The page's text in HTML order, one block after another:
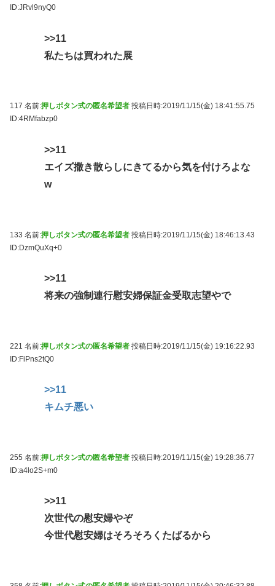
ID:JRvl9nyQ0
>>11
私たちは買われた展
117 名前:押しボタン式の匿名希望者 投稿日時:2019/11/15(金) 18:41:55.75
ID:4RMfabzp0
>>11
エイズ撒き散らしにきてるから気を付けろよな
w
133 名前:押しボタン式の匿名希望者 投稿日時:2019/11/15(金) 18:46:13.43
ID:DzmQuXq+0
>>11
将来の強制連行慰安婦保証金受取志望やで
221 名前:押しボタン式の匿名希望者 投稿日時:2019/11/15(金) 19:16:22.93
ID:FiPns2tQ0
>>11
キムチ悪い
255 名前:押しボタン式の匿名希望者 投稿日時:2019/11/15(金) 19:28:36.77
ID:a4lo2S+m0
>>11
次世代の慰安婦やぞ
今世代慰安婦はそろそろくたばるから